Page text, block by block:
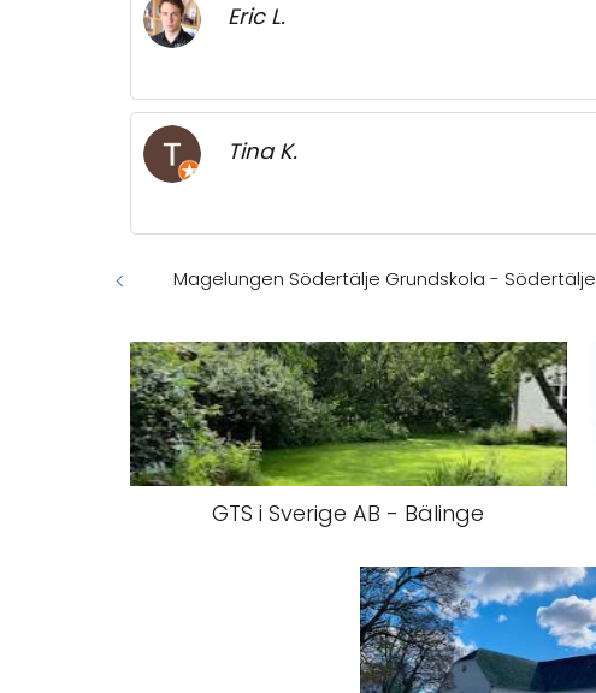
Eric L.
Tina K.
Magelungen Södertälje Grundskola - Södertälje
GTS i Sverige AB - Bälinge